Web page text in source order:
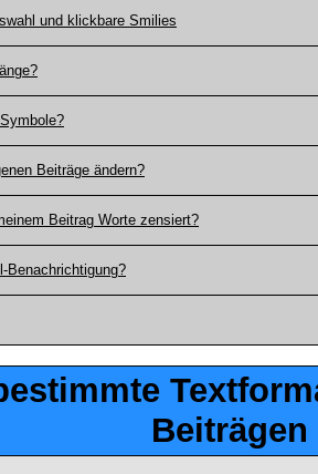
und klickbare Smilies
Beiträge ändern?
Beitrag Worte zensiert?
Benachrichtigung?